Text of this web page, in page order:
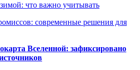
что важно учитывать
современные решения для
Вселенной: зафиксировано